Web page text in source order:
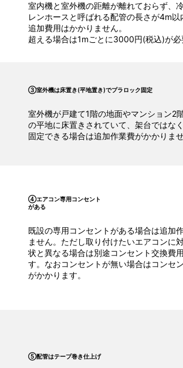
室内機と室外機の距離が離れておらず、
レンホースと呼ばれる配管の長さが4m以
追加費用はかかりません。
超える場合は1mごとに3000円(税込)が必
室外機が戸建て1階の地面やマンション2
の平地に床置きされていて、架台ではな
固定できる場合は追加作業費がかかりませ
③室外機は床置き(平地置き)でプラロック固定
既設の専用コンセントがある場合は追加
ません。ただし取り付けたいエアコンに
状と異なる場合は別途コンセント交換費
す。なおコンセントが無い場合はコンセ
がかかります。
④エアコン専用コンセント
がある
⑤配管はテープ巻き仕上げ